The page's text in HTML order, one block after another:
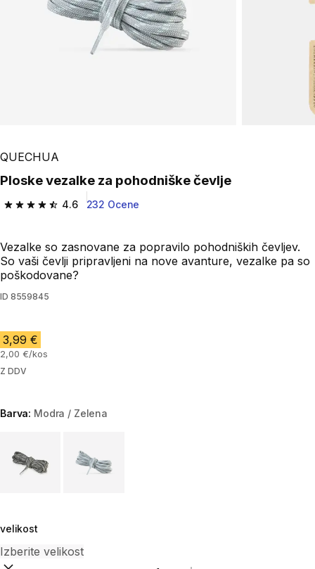
QUECHUA
Ploske vezalke za pohodniške čevlje
4.6
4.6 od 5 zvezdic from 232 ocene
232 Ocene
Vezalke so zasnovane za popravilo pohodniških čevljev.
So vaši čevlji pripravljeni na nove avanture, vezalke pa so
poškodovane?
ID 8559845
3,99 €
2,00 €/kos
Z DDV
Barva: Modra / Zelena
velikost